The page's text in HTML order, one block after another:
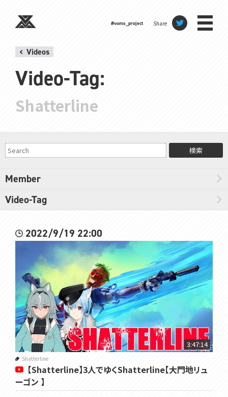
#voms_project Share
Videos
Video-Tag:
Shatterline
検索
Member
Video-Tag
2022/9/19 22:00
3:47:14
Shatterline
【Shatterline】3人でゆくShatterline【大門地リュ
ーゴン 】